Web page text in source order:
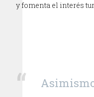
y fomenta el interés